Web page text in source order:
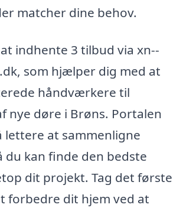
matcher dine behov.
indhente 3 tilbud via xn--
som hjælper dig med at
håndværkere til
nye døre i Brøns. Portalen
lettere at sammenligne
du kan finde den bedste
dit projekt. Tag det første
forbedre dit hjem ved at